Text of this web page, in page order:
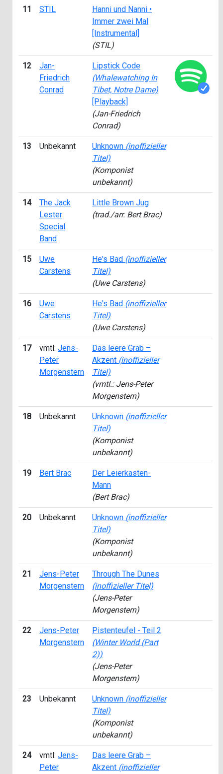
11 STIL
Hanni und Nanni •
Immer zwei Mal
[Instrumental]
(STIL)
12
Jan-
Friedrich
Conrad
Lipstick Code
(Whalewatching In
Tibet, Notre Dame)
[Playback]
(Jan-Friedrich
Conrad)
13 Unbekannt Unknown (inoffizieller
Titel)
(Komponist
unbekannt)
14
The Jack
Lester
Special
Band
Little Brown Jug
(trad./arr. Bert Brac)
15
Uwe
Carstens
He's Bad (inoffizieller
Titel)
(Uwe Carstens)
16
Uwe
Carstens
He's Bad (inoffizieller
Titel)
(Uwe Carstens)
17 vmtl: Jens-
Peter
Morgenstern
Das leere Grab –
Akzent (inoffizieller
Titel)
(vmtl.: Jens-Peter
Morgenstern)
18 Unbekannt Unknown (inoffizieller
Titel)
(Komponist
unbekannt)
19 Bert Brac
Der Leierkasten-
Mann
(Bert Brac)
20 Unbekannt Unknown (inoffizieller
Titel)
(Komponist
unbekannt)
21
Jens-Peter
Morgenstern
Through The Dunes
(inoffizieller Titel)
(Jens-Peter
Morgenstern)
22
Jens-Peter
Morgenstern
Pistenteufel - Teil 2
(Winter World (Part
2))
(Jens-Peter
Morgenstern)
23 Unbekannt Unknown (inoffizieller
Titel)
(Komponist
unbekannt)
24 vmtl: Jens-
Peter
Das leere Grab –
Akzent (inoffizieller